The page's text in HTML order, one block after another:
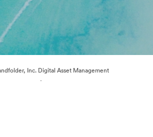
Inc. Digital Asset Management
·